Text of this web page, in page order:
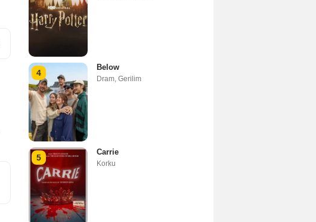
4
Below
Dram, Gerilim
5
Carrie
Korku